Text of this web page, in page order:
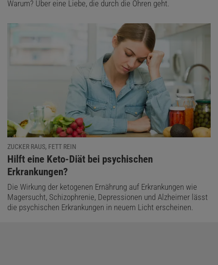
Warum? Über eine Liebe, die durch die Ohren geht.
ZUCKER RAUS, FETT REIN
:
Hilft eine Keto-Diät bei psychischen
Erkrankungen?
Die Wirkung der ketogenen Ernährung auf Erkrankungen wie
Magersucht, Schizophrenie, Depressionen und Alzheimer lässt
die psychischen Erkrankungen in neuem Licht erscheinen.